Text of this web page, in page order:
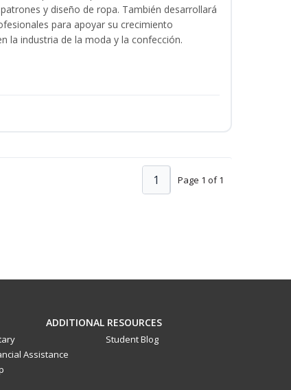
y diseño de ropa. También desarrollará
para apoyar su crecimiento
la industria de la moda y la confección.
Page 1 of 1
1
ADDITIONAL RESOURCES
Assistance
Student Blog